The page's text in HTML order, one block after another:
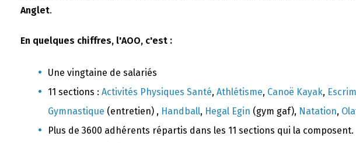
Anglet.
En quelques chiffres, l'AOO, c'est :
Une vingtaine de salariés
11 sections : Activités Physiques Santé, Athlétisme, Canoë Kayak,
Gymnastique (entretien) , Handball, Hegal Egin (gym gaf), Natation,
Plus de 3600 adhérents répartis dans les 11 sections qui la composent.